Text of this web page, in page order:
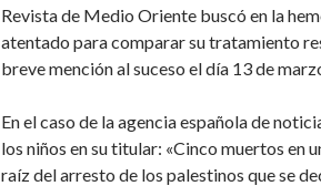
Revista de Medio Oriente buscó en la
atentado para comparar su tratamiento
breve mención al suceso el día 13 de
En el caso de la agencia española de
los niños en su titular: «Cinco muertos en
raíz del arresto de los palestinos que se